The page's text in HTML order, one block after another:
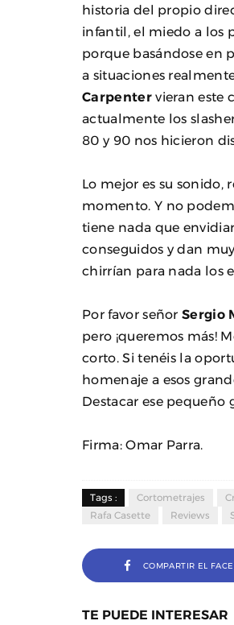
historia del propio
infantil, el miedo a los
porque basándose en
a situaciones
Carpentervieran este
actualmente los
80 y 90 nos hicieron
Lo mejor es su
momento. Y no
tiene nada que
conseguidos y dan
chirrían para nada los
Por favor señorSergio
pero ¡queremos más!
corto. Si tenéis la
homenaje a esos
Destacar ese pequeño
Firma: Omar Parra.
Tags : Cortometrajes
Rafa Casette
Reviews
COMPARTIR EL
TE PUEDE INTERESAR